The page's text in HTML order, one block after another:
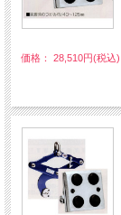
価格： 28,510円(税込)